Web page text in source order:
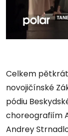
Celkem
novojičínské
pódiu
choreografiím
Andrey